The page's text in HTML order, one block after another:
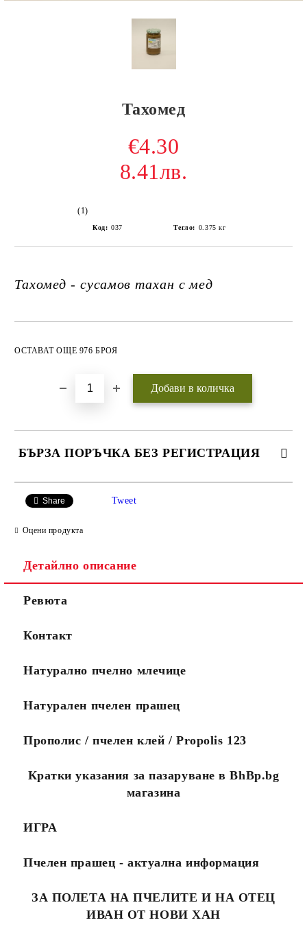
Тахомед
€4.30
8.41лв.
(1)
Код: 037 Тегло: 0.375 кг
Тахомед - сусамов тахан с мед
ОСТАВАТ ОЩЕ 976 БРОЯ
БЪРЗА ПОРЪЧКА БЕЗ РЕГИСТРАЦИЯ
до няколко дни за да
да пристигне максимално
0888323134.
10 работни дни.
Share Tweet
Оцени продукта
Детайлно описание
Ревюта
Контакт
Натурално пчелно млечице
Натурален пчелен прашец
Прополис / пчелен клей / Propolis 123
Кратки указания за пазаруване в BhBp.bg
магазина
ИГРА
Пчелен прашец - актуална информация
ЗА ПОЛЕТА НА ПЧЕЛИТЕ И НА ОТЕЦ
ИВАН ОТ НОВИ ХАН